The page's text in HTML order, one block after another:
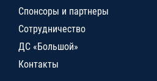
Спонсоры и партнеры
Сотрудничество
ДС «Большой»
Контакты